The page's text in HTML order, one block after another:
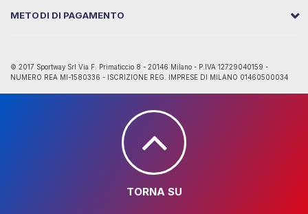
METODI DI PAGAMENTO
© 2017 Sportway Srl Via F. Primaticcio 8 - 20146 Milano - P.IVA 12729040159 -
NUMERO REA MI-1580336 - ISCRIZIONE REG. IMPRESE DI MILANO 01460500034
TORNA SU